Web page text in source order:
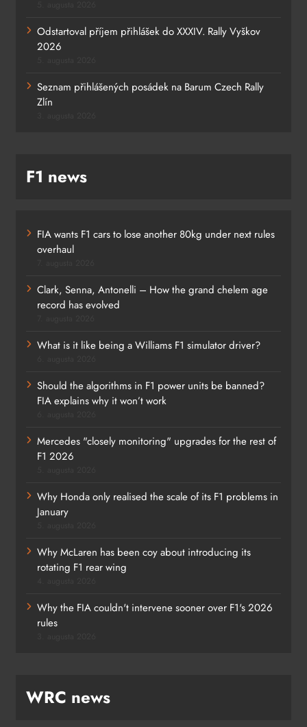
Odstartoval příjem přihlášek do XXXIV. Rally Vyškov
2026
Seznam přihlášených posádek na Barum Czech Rally
Zlín
F1 news
FIA wants F1 cars to lose another 80kg under next rules
overhaul
Clark, Senna, Antonelli – How the grand chelem age
record has evolved
What is it like being a Williams F1 simulator driver?
Should the algorithms in F1 power units be banned?
FIA explains why it won’t work
Mercedes "closely monitoring" upgrades for the rest of
F1 2026
Why Honda only realised the scale of its F1 problems in
January
Why McLaren has been coy about introducing its
rotating F1 rear wing
Why the FIA couldn't intervene sooner over F1's 2026
rules
WRC news